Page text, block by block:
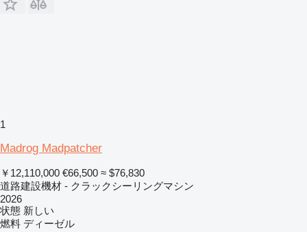
1
Madrog Madpatcher
￥12,110,000 €66,500 ≈ $76,830
道路建設機材 - クラックシーリングマシン
2026
状態 新しい
燃料 ディーゼル